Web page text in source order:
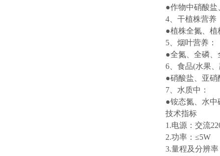
●作物中硝酸盐
4、干植株营养
●植株全氮、植
5、烟叶营养：
●全氮、全磷、
6、食品(水果
●硝酸盐、亚硝
7、水质中：
●铵态氮、水中
技术指标
1.电源：交流
2.功率：≤5W
3.量程及分辨率